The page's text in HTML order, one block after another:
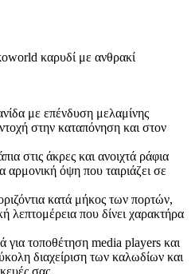
καρυδί με ανθρακί
με επένδυση μελαμίνης
στην καταπόνηση και στον
στις άκρες και ανοιχτά ράφια
αρμονική όψη που ταιριάζει σε
κατά μήκος των πορτών,
λεπτομέρεια που δίνει χαρακτήρα
για τοποθέτηση media players και
διαχείριση των καλωδίων και
σας.